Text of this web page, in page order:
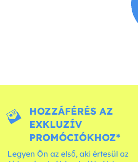
HOZZÁFÉRÉS AZ
EXKLUZÍV
PROMÓCIÓKHOZ*
Legyen Ön az első, aki értesül az